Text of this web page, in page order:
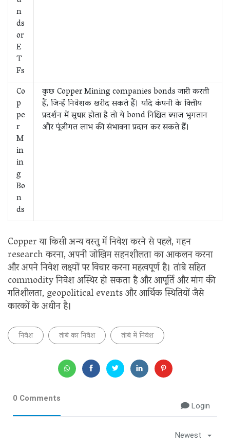
n
ds
or
E
T
Fs
Co
p
pe
r
M
in
in
g
Bo
n
ds
कुछ Copper Mining companies bonds जारी करती
हैं, जिन्हें निवेशक खरीद सकते हैं। यदि कंपनी के वित्तीय
प्रदर्शन में सुधार होता है तो ये bond निश्चित ब्याज भुगतान
और पूंजीगत लाभ की संभावना प्रदान कर सकते हैं।
Copper या किसी अन्य वस्तु में निवेश करने से पहले, गहन
research करना, अपनी जोखिम सहनशीलता का आकलन करना
और अपने निवेश लक्ष्यों पर विचार करना महत्वपूर्ण है। तांबे सहित
commodity निवेश अस्थिर हो सकता है और आपूर्ति और मांग की
गतिशीलता, geopolitical events और आर्थिक स्थितियों जैसे
कारकों के अधीन है।
निवेश तांबे का निवेश तांबे में निवेश
0 Comments
Login
Newest